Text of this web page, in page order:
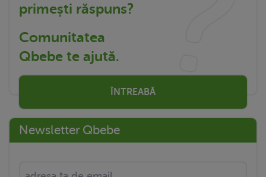
primești răspuns?
Comunitatea
Qbebe te ajută.
ÎNTREABĂ
Newsletter Qbebe